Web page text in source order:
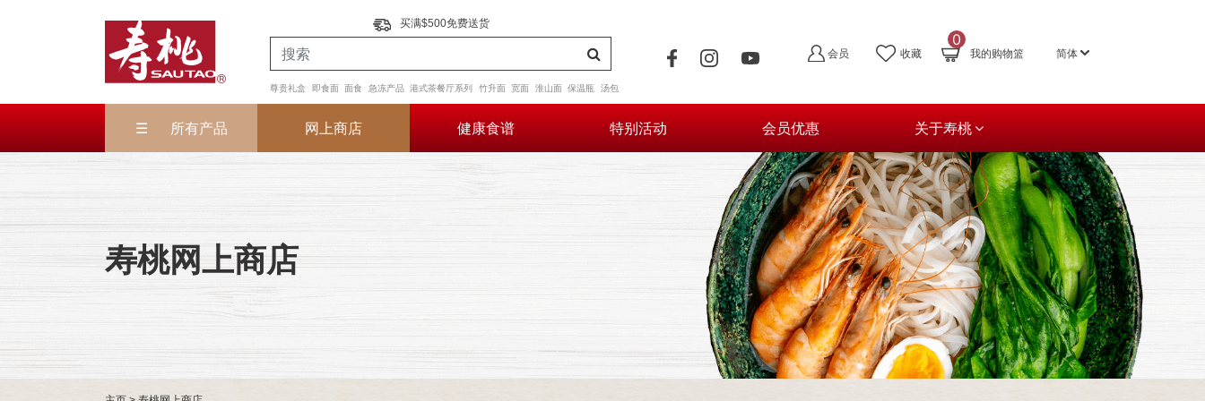
买满$500免费送货
尊贵礼盒 即食面 面食 急冻产品 港式茶餐厅系列 竹升面 宽面 淮山面 保温瓶 汤包
会员 收藏
0
我的购物篮 简体
所有产品 网上商店 健康食谱 特别活动 会员优惠 关于寿桃
寿桃网上商店